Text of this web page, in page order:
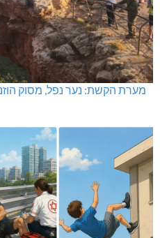
מערת הקשת: נער נפל, מסוק